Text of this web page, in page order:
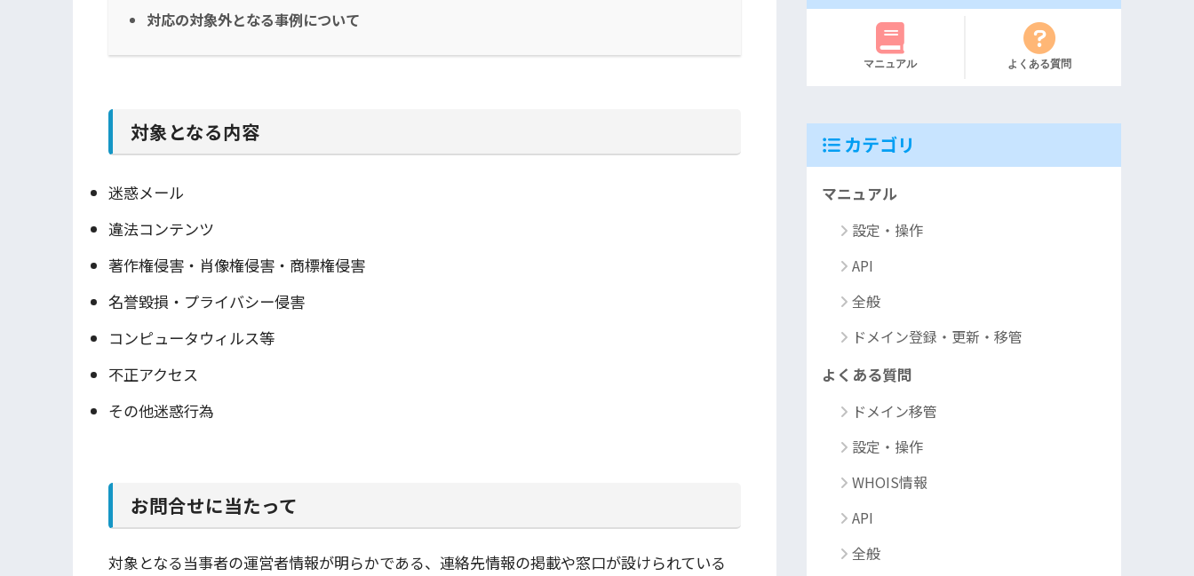
対応の対象外となる事例について
対象となる内容
迷惑メール
違法コンテンツ
著作権侵害・肖像権侵害・商標権侵害
名誉毀損・プライバシー侵害
コンピュータウィルス等
不正アクセス
その他迷惑行為
お問合せに当たって
対象となる当事者の運営者情報が明らかである、連絡先情報の掲載や窓口が設けられている
マニュアル よくある質問
カテゴリ
マニュアル
設定・操作
API
全般
ドメイン登録・更新・移管
よくある質問
ドメイン移管
設定・操作
WHOIS情報
API
全般